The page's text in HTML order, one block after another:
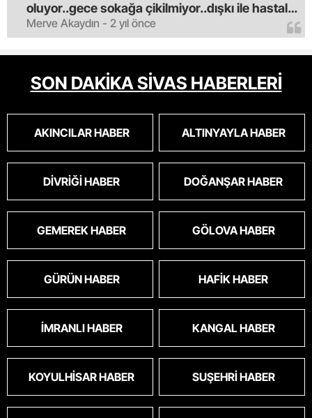
Merve Akaydın - 2 yıl önce
oluyor..gece sokağa çikilmiyor..dışkı ile hastalık
saciyorlar.araba ve taksi olmadan eve
gldemiyoruz.artik bıktık.mama lobisinden para
alan tipler yüzünden bu vahşi hayvanlar
masum algısı yapılıyor.iki gün aç kalsa kendi
cinsini bile öldüren bu kopekler derhal
oldu.korkuyoruz.
SON DAKİKA SİVAS HABERLERİ
AKINCILAR HABER ALTINYAYLA HABER
DIVRIĞI HABER DOĞANŞAR HABER
GEMEREK HABER GÖLOVA HABER
GÜRÜN HABER HAFIK HABER
İMRANLI HABER KANGAL HABER
KOYULHISAR HABER SUŞEHRI HABER